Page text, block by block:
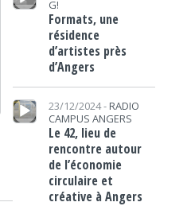
G!
Formats, une
résidence
d’artistes près
d’Angers
Lecteur audio
23/12/2024 - RADIO
CAMPUS ANGERS
Le 42, lieu de
rencontre autour
de l’économie
circulaire et
créative à Angers